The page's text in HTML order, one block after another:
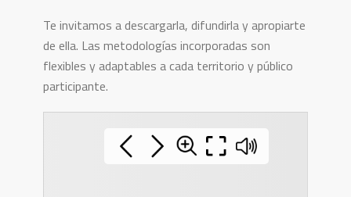
Te invitamos a descargarla, difundirla y apropiarte
de ella. Las metodologías incorporadas son
flexibles y adaptables a cada territorio y público
participante.